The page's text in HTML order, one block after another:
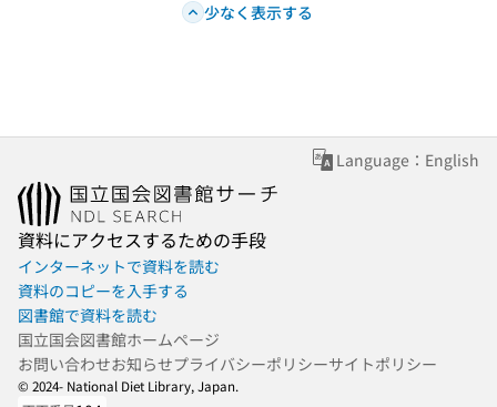
少なく表示する
Language：English
資料にアクセスするための手段
インターネットで資料を読む
資料のコピーを入手する
図書館で資料を読む
国立国会図書館ホームページ
お問い合わせお知らせプライバシーポリシーサイトポリシー
© 2024- National Diet Library, Japan.